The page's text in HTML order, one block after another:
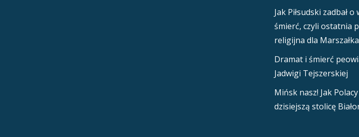
Jak Piłsudski zadbał o
śmierć, czyli ostatnia
religijna dla Marszałka
Dramat i śmierć
Jadwigi Tejszerskiej
Mińsk nasz! Jak
dzisiejszą stolicę